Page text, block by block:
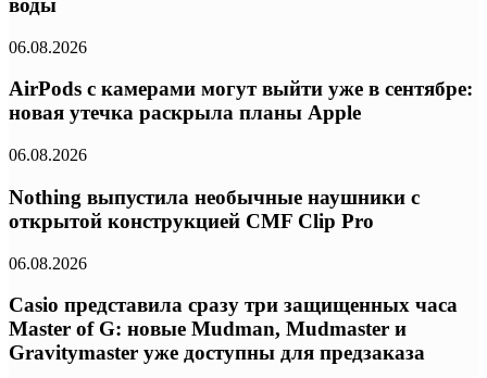
воды
06.08.2026
AirPods с камерами могут выйти уже в сентябре:
новая утечка раскрыла планы Apple
06.08.2026
Nothing выпустила необычные наушники с
открытой конструкцией CMF Clip Pro
06.08.2026
Casio представила сразу три защищенных часа
Master of G: новые Mudman, Mudmaster и
Gravitymaster уже доступны для предзаказа